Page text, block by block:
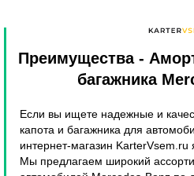
Преимущества-
багажника
Если вы ищете надежные и
капота и багажника для
интернет-магазин
Мы предлагаем широкий